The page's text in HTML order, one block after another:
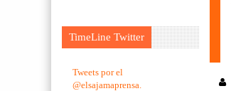
TimeLine Twitter
Tweets por el
@elsajamaprensa.